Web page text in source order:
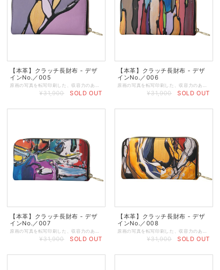
【本革】クラッチ長財布 - デザ
インNo.／005
¥31,900 SOLD OUT
【本革】クラッチ長財布 - デザ
インNo.／006
¥31,900 SOLD OUT
【本革】クラッチ長財布 - デザ
インNo.／007
¥31,900 SOLD OUT
【本革】クラッチ長財布 - デザ
インNo.／008
¥31,900 SOLD OUT